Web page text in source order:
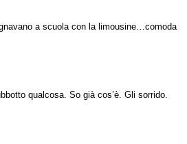
a scuola con la limousine…comoda
qualcosa. So già cos’è. Gli sorrido.